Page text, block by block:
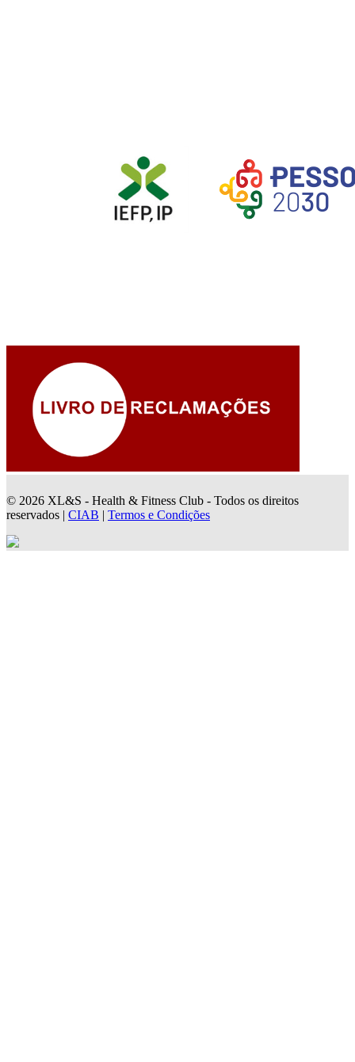
© 2026 XL&S - Health & Fitness Club - Todos os direitos
reservados | CIAB | Termos e Condições